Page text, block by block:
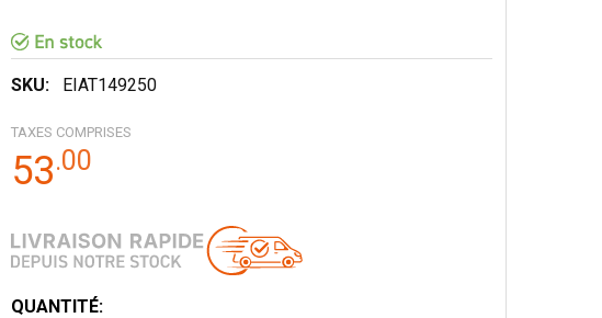
SKU: EIAT149250
TAXES COMPRISES
53.00
STOCK
QUANTITÉ: